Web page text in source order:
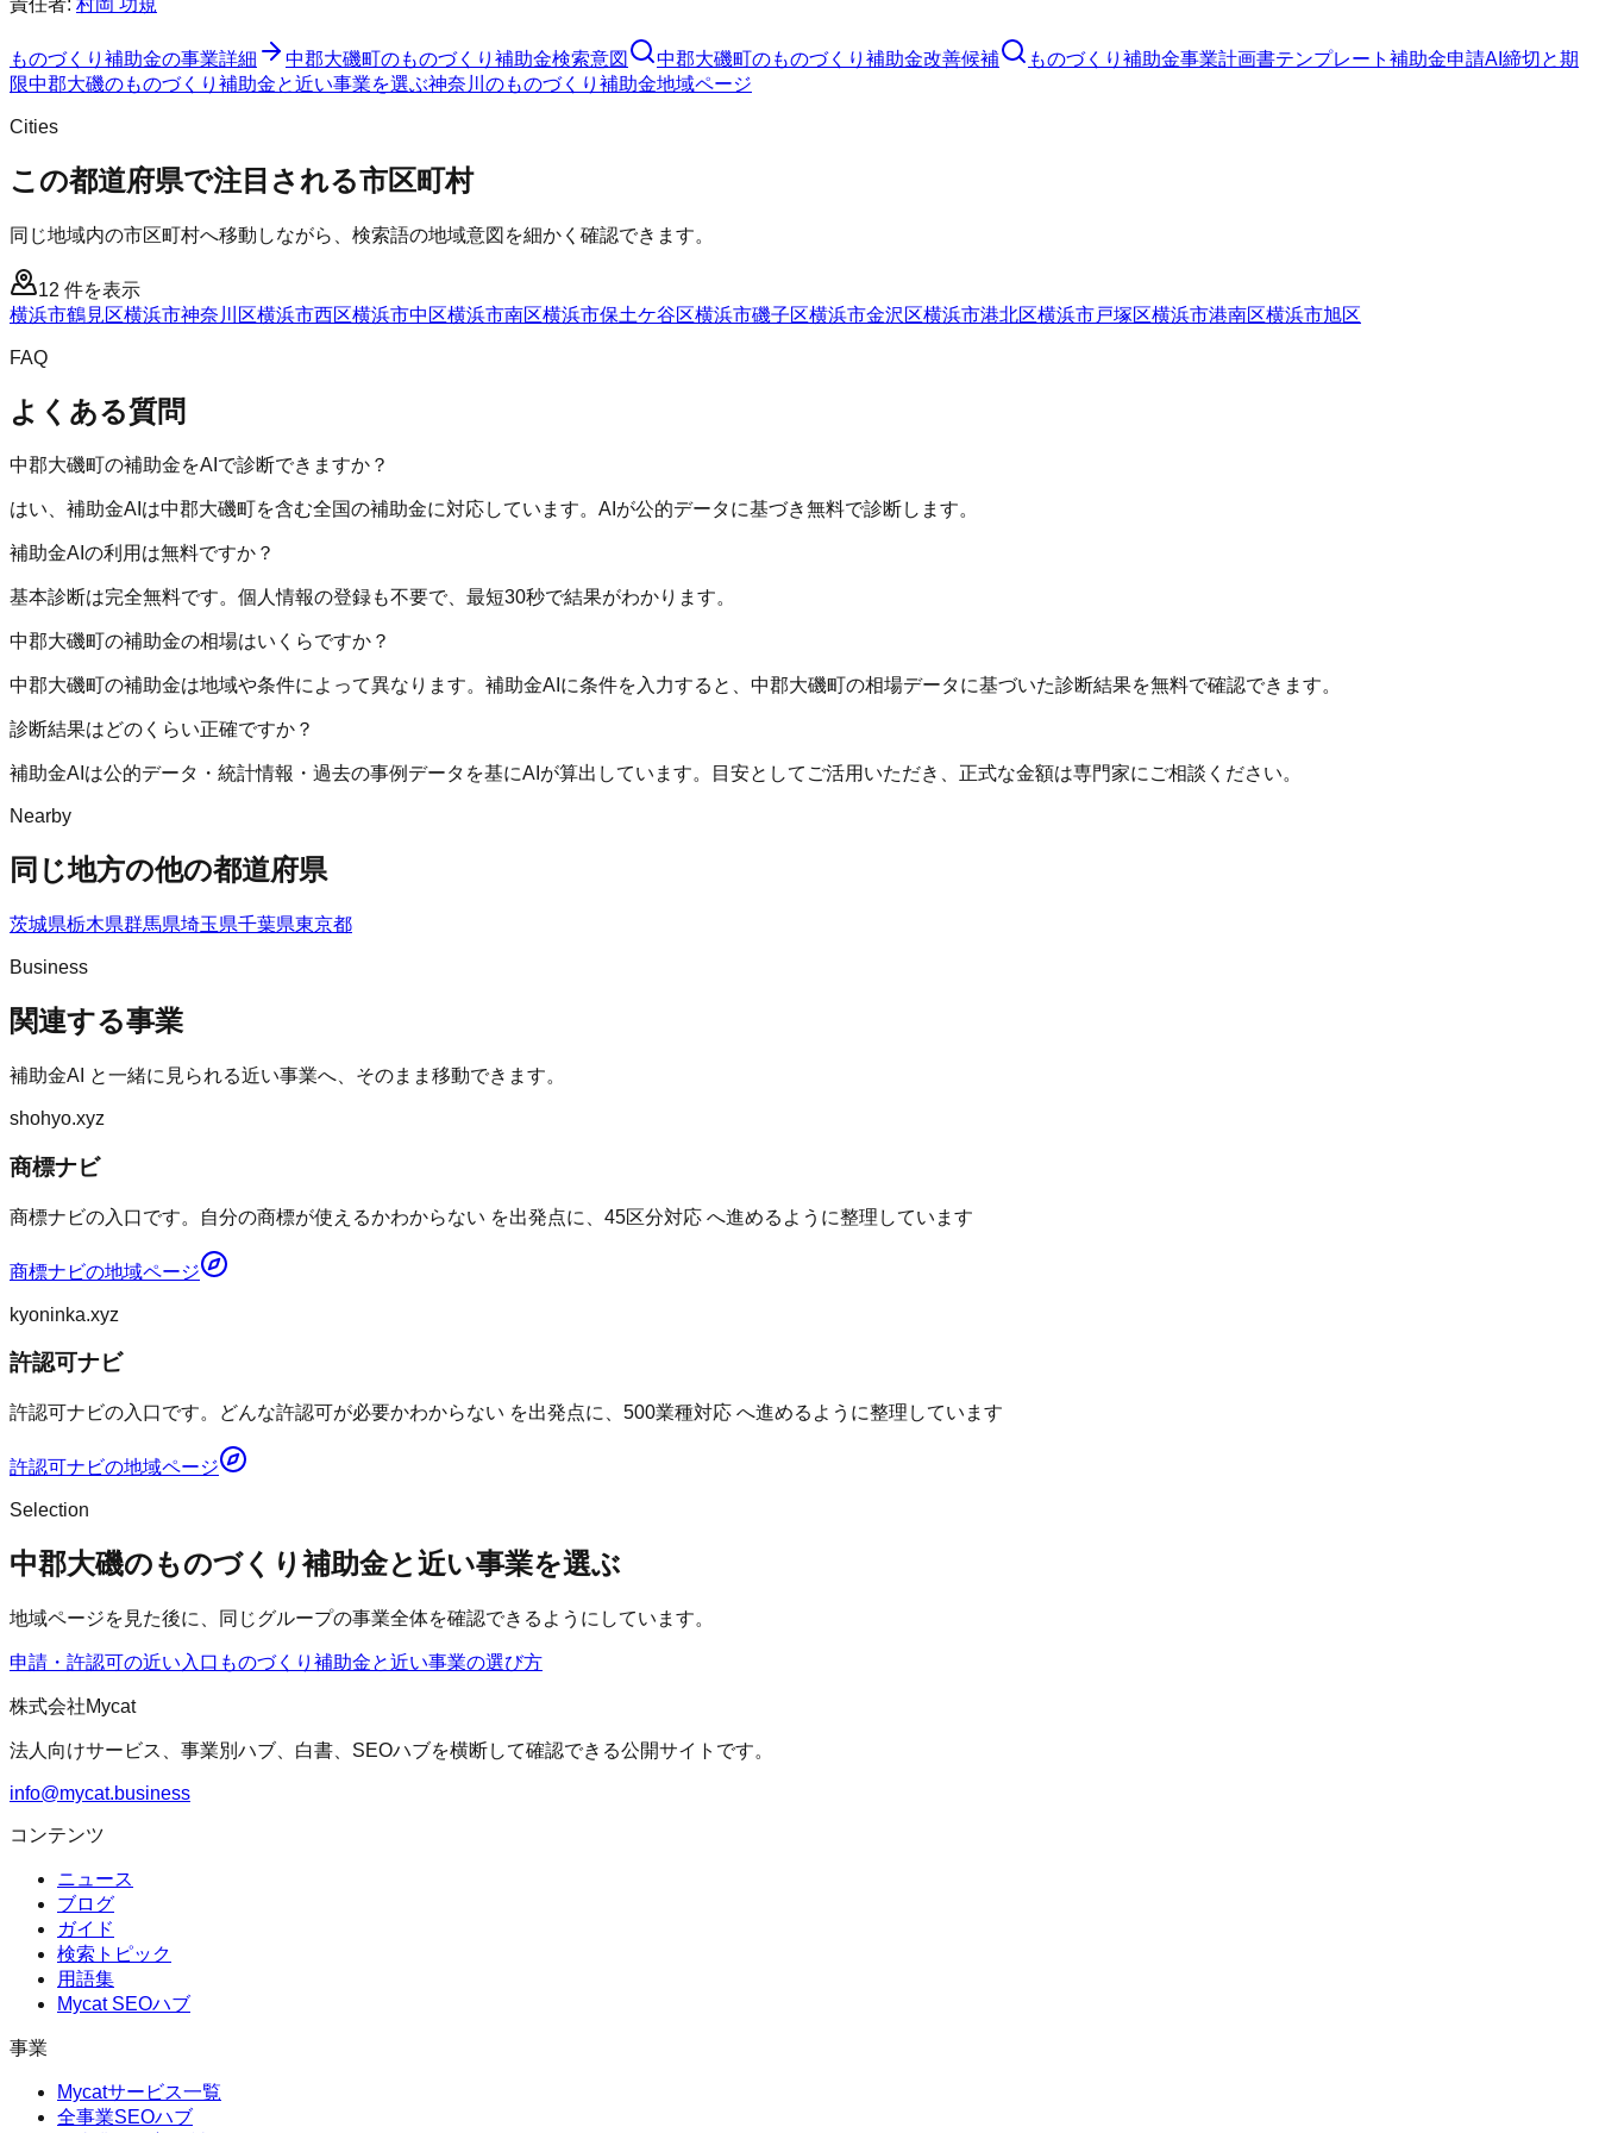
ものづくり補助金の事業詳細 中郡大磯町のものづくり補助金検索意図 中郡大磯町のものづくり補助金改善候補 ものづくり補助金事業計画書テンプレート 補助金申請AI 締切と期
限中郡大磯のものづくり補助金と近い事業を選ぶ神奈川 のものづくり補助金地域ページ
Cities
この都道府県で注目される市区町村
同じ地域内の市区町村へ移動しながら、検索語の地域意図を細かく確認できます。
12 件を表示
横浜市鶴見区横浜市神奈川区横浜市西区横浜市中区横浜市南区横浜市保土ケ谷区横浜市磯子区横浜市金沢区横浜市港北区横浜市戸塚区横浜市港南区横浜市旭区
FAQ
よくある質問
中郡大磯町の補助金をAIで診断できますか？
はい、補助金AIは中郡大磯町を含む全国の補助金に対応しています。AIが公的データに基づき無料で診断します。
補助金AIの利用は無料ですか？
基本診断は完全無料です。個人情報の登録も不要で、最短30秒で結果がわかります。
中郡大磯町の補助金の相場はいくらですか？
中郡大磯町の補助金は地域や条件によって異なります。補助金AIに条件を入力すると、中郡大磯町の相場データに基づいた診断結果を無料で確認できます。
診断結果はどのくらい正確ですか？
補助金AIは公的データ・統計情報・過去の事例データを基にAIが算出しています。目安としてご活用いただき、正式な金額は専門家にご相談ください。
Nearby
同じ地方の他の都道府県
茨城県栃木県群馬県埼玉県千葉県東京都
Business
関連する事業
補助金AI と一緒に見られる近い事業へ、そのまま移動できます。
shohyo.xyz
商標ナビ
商標ナビの入口です。自分の商標が使えるかわからない を出発点に、45区分対応 へ進めるように整理しています
商標ナビの地域ページ
kyoninka.xyz
許認可ナビ
許認可ナビの入口です。どんな許認可が必要かわからない を出発点に、500業種対応 へ進めるように整理しています
許認可ナビの地域ページ
Selection
中郡大磯のものづくり補助金と近い事業を選ぶ
地域ページを見た後に、同じグループの事業全体を確認できるようにしています。
申請・許認可の近い入口 ものづくり補助金と近い事業の選び方
株式会社Mycat
法人向けサービス、事業別ハブ、白書、SEOハブを横断して確認できる公開サイトです。
info@mycat.business
コンテンツ
ニュース
ブログ
ガイド
検索トピック
用語集
Mycat SEOハブ
事業
Mycatサービス一覧
全事業SEOハブ